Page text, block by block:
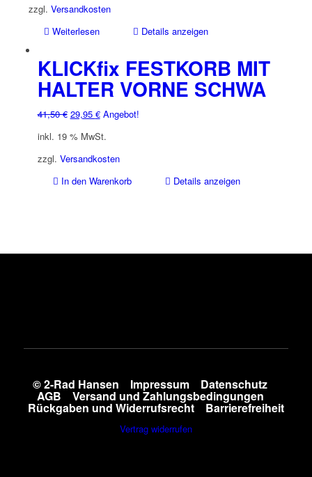
49,95 €29,95 €.
zzgl. Versandkosten
Weiterlesen
Details anzeigen
KLICKfix FESTKORB MIT
HALTER VORNE SCHWA
41,50€ Ursprünglicher
war:
41,50 €
29,95 €Aktueller
ist:
29,95 €.
Angebot!
inkl. 19 % MwSt.
zzgl. Versandkosten
In den Warenkorb
Details anzeigen
© 2-Rad Hansen Impressum Datenschutz
AGB Versand und Zahlungsbedingungen
Rückgaben und Widerrufsrecht Barrierefreiheit
Vertrag widerrufen